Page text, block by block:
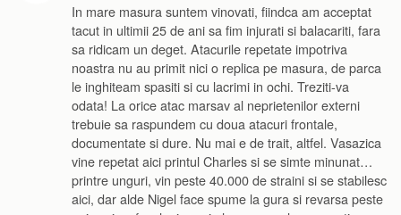
In mare masura suntem vinovati, fiindca am acceptat
tacut in ultimii 25 de ani sa fim injurati si balacariti, fara
sa ridicam un deget. Atacurile repetate impotriva
noastra nu au primit nici o replica pe masura, de parca
le inghiteam spasiti si cu lacrimi in ochi. Treziti-va
odata! La orice atac marsav al neprietenilor externi
trebuie sa raspundem cu doua atacuri frontale,
documentate si dure. Nu mai e de trait, altfel. Vasazica
vine repetat aici printul Charles si se simte minunat…
printre unguri, vin peste 40.000 de straini si se stabilesc
aici, dar alde Nigel face spume la gura si revarsa peste